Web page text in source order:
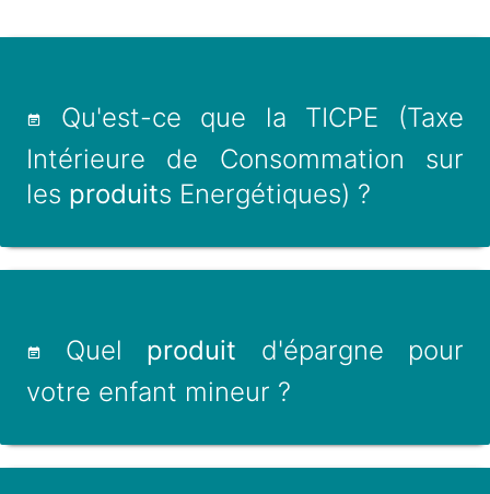
Qu'est-ce que la TICPE (Taxe
Intérieure de Consommation sur
les produits Energétiques) ?
Quel produit d'épargne pour
votre enfant mineur ?